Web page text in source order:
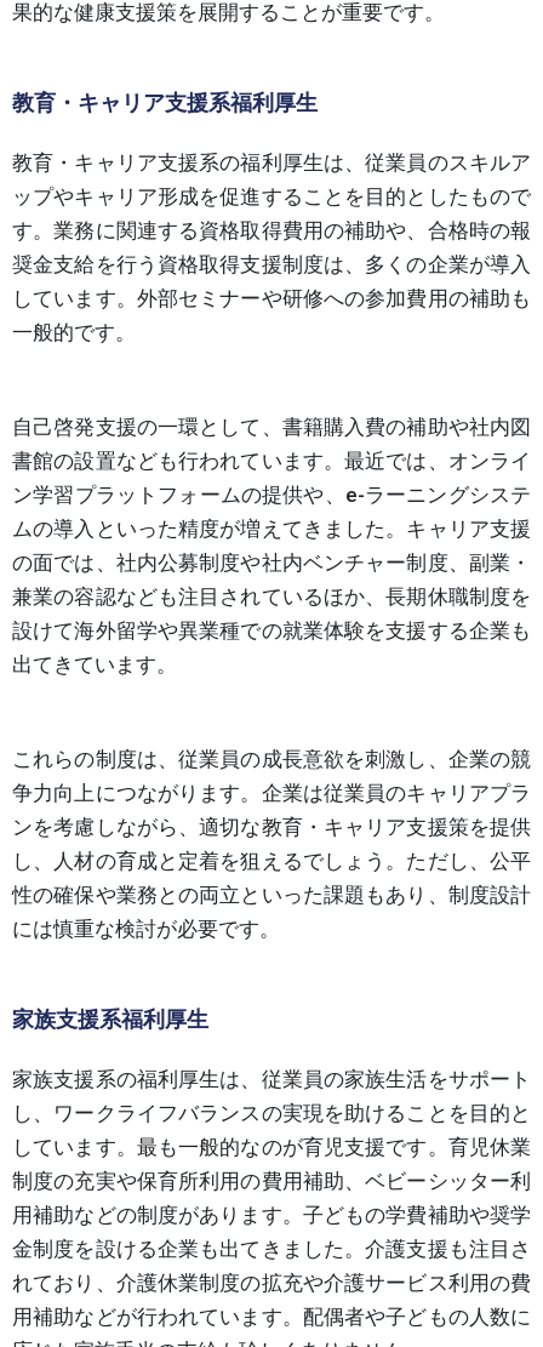
果的な健康支援策を展開することが重要です。
教育・キャリア支援系福利厚生
教育・キャリア支援系の福利厚生は、従業員のスキルア
ップやキャリア形成を促進することを目的としたもので
す。業務に関連する資格取得費用の補助や、合格時の報
奨金支給を行う資格取得支援制度は、多くの企業が導入
しています。外部セミナーや研修への参加費用の補助も
一般的です。
自己啓発支援の一環として、書籍購入費の補助や社内図
書館の設置なども行われています。最近では、オンライ
ン学習プラットフォームの提供や、e-ラーニングシステ
ムの導入といった精度が増えてきました。キャリア支援
の面では、社内公募制度や社内ベンチャー制度、副業・
兼業の容認なども注目されているほか、長期休職制度を
設けて海外留学や異業種での就業体験を支援する企業も
出てきています。
これらの制度は、従業員の成長意欲を刺激し、企業の競
争力向上につながります。企業は従業員のキャリアプラ
ンを考慮しながら、適切な教育・キャリア支援策を提供
し、人材の育成と定着を狙えるでしょう。ただし、公平
性の確保や業務との両立といった課題もあり、制度設計
には慎重な検討が必要です。
家族支援系福利厚生
家族支援系の福利厚生は、従業員の家族生活をサポート
し、ワークライフバランスの実現を助けることを目的と
しています。最も一般的なのが育児支援です。育児休業
制度の充実や保育所利用の費用補助、ベビーシッター利
用補助などの制度があります。子どもの学費補助や奨学
金制度を設ける企業も出てきました。介護支援も注目さ
れており、介護休業制度の拡充や介護サービス利用の費
用補助などが行われています。配偶者や子どもの人数に